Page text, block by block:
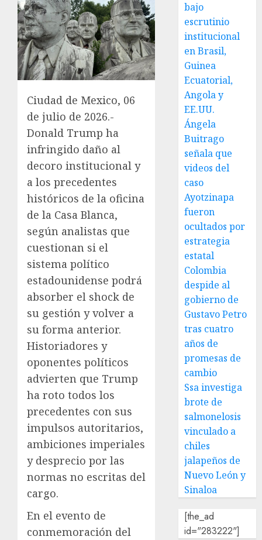
Ciudad de Mexico, 06
de julio de 2026.-
Donald Trump ha
infringido daño al
decoro institucional y
a los precedentes
históricos de la oficina
de la Casa Blanca,
según analistas que
cuestionan si el
sistema político
estadounidense podrá
absorber el shock de
su gestión y volver a
su forma anterior.
Historiadores y
oponentes políticos
advierten que Trump
ha roto todos los
precedentes con sus
impulsos autoritarios,
ambiciones imperiales
y desprecio por las
normas no escritas del
cargo.
En el evento de
conmemoración del
bajo
escrutinio
institucional
en Brasil,
Guinea
Ecuatorial,
Angola y
EE.UU.
Ángela
Buitrago
señala que
videos del
caso
Ayotzinapa
fueron
ocultados por
estrategia
estatal
Colombia
despide al
gobierno de
Gustavo Petro
tras cuatro
años de
promesas de
cambio
Ssa investiga
brote de
salmonelosis
vinculado a
chiles
jalapeños de
Nuevo León y
Sinaloa
[the_ad
id="283222"]